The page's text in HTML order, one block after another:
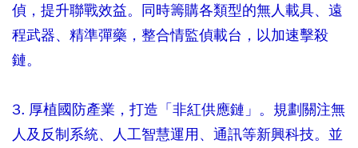
偵，提升聯戰效益。同時籌購各類型的無人載具、遠
程武器、精準彈藥，整合情監偵載台，以加速擊殺
鏈。
3. 厚植國防產業，打造「非紅供應鏈」。規劃關注無
人及反制系統、人工智慧運用、通訊等新興科技。並